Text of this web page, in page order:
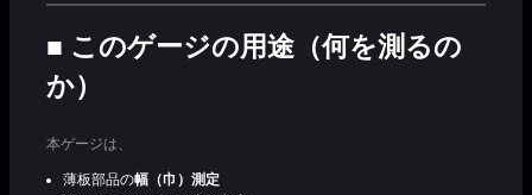
■ このゲージの用途（何を測るの
か）
本ゲージは、
薄板部品の幅（巾）測定